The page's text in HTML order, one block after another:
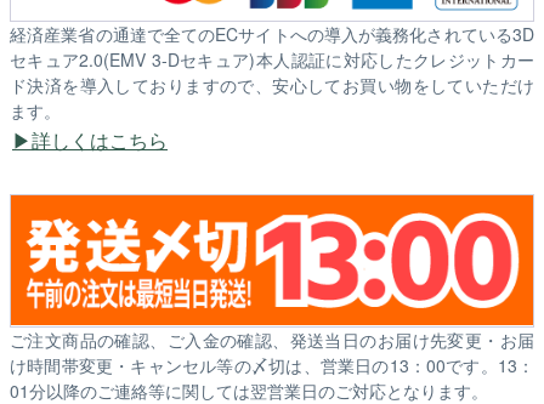
経済産業省の通達で全てのECサイトへの導入が義務化されている3D
セキュア2.0(EMV 3-Dセキュア)本人認証に対応したクレジットカー
ド決済を導入しておりますので、安心してお買い物をしていただけ
ます。
詳しくはこちら
ご注文商品の確認、ご入金の確認、発送当日のお届け先変更・お届
け時間帯変更・キャンセル等の〆切は、営業日の13：00です。13：
01分以降のご連絡等に関しては翌営業日のご対応となります。